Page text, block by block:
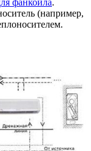
фанкойла.
(например,